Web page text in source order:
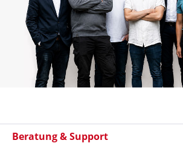
Beratung & Support